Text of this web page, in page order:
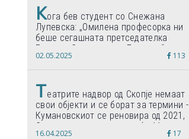
Кога бев студент со Снежана
Лупевска: „Омилена професорка ни
беше сегашната претседателка
Гордана Сиљановска-Давкова“
02.05.2025 113
Театрите надвор од Скопје немаат
свои објекти и се борат за термини -
Кумановскиот се реновира од 2021,
Струмичкиот се гради веќе 11 години
16.04.2025 17